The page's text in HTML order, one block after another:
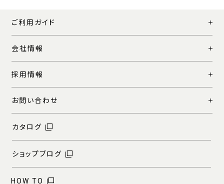
ご利用ガイド
会社情報
採用情報
お問い合わせ
カタログ
ショップブログ
HOW TO